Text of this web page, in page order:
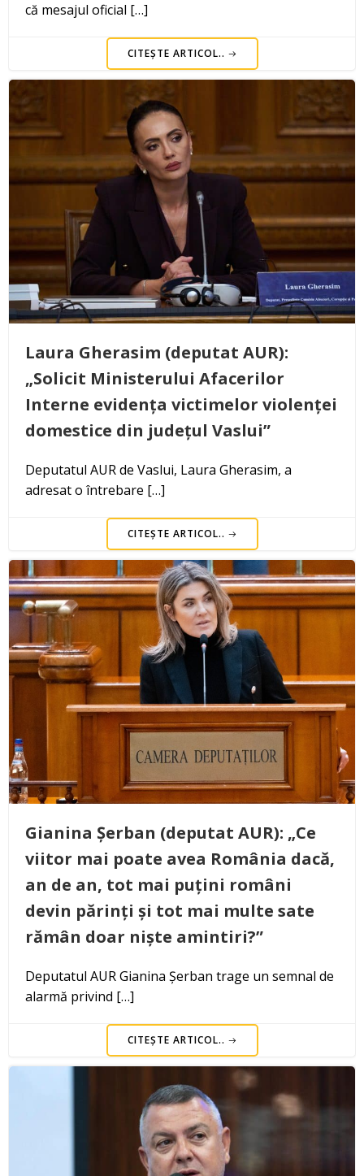
că mesajul oficial […]
CITEȘTE ARTICOL..
Laura Gherasim (deputat AUR):
„Solicit Ministerului Afacerilor
Interne evidența victimelor violenței
domestice din județul Vaslui”
Deputatul AUR de Vaslui, Laura Gherasim, a
adresat o întrebare […]
CITEȘTE ARTICOL..
Gianina Șerban (deputat AUR): „Ce
viitor mai poate avea România dacă,
an de an, tot mai puțini români
devin părinți și tot mai multe sate
rămân doar niște amintiri?”
Deputatul AUR Gianina Șerban trage un semnal de
alarmă privind […]
CITEȘTE ARTICOL..